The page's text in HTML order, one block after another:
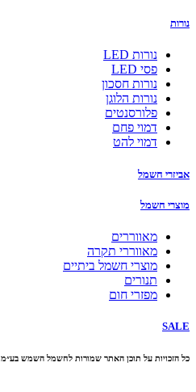
נורות
נורות LED
פסי LED
נורות חסכון
נורות הלוגן
פלורסנטים
דמוי פחם
דמוי להט
אביזרי חשמל
מוצרי חשמל
מאווררים
מאווררי תקרה
מוצרי חשמל ביתיים
תנורים
מפזרי חום
SALE
כל הזכויות על תוכן האתר שמורות לחשמל השמש בע״מ